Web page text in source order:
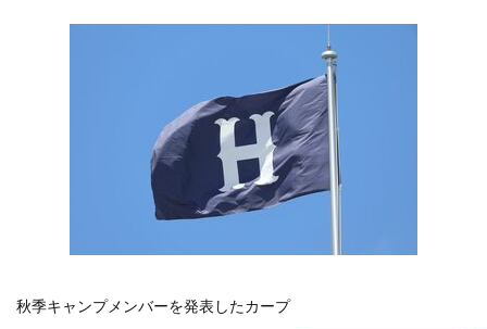
秋季キャンプメンバーを発表したカープ